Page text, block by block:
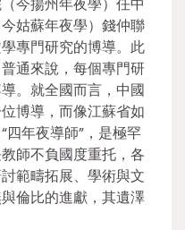
姑蘇年夜學）錢仲聯
專門研究的博導。此
通來說，每個專門研
。就全國而言，中國
博導，而像江蘇省如
四年夜導師”，是極罕
師不負國度重托，各
範疇拓展、學術與文
倫比的進獻，其遺澤